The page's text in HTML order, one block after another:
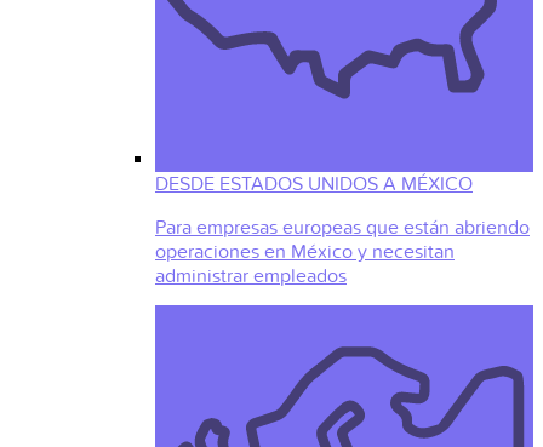
DESDE ESTADOS UNIDOS A MÉXICO
Para empresas europeas que están abriendo
operaciones en México y necesitan
administrar empleados